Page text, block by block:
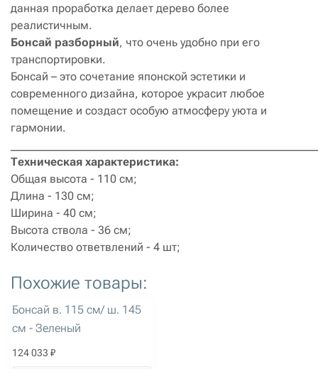
данная проработка делает дерево более
реалистичным.
Бонсай разборный, что очень удобно при его
транспортировки.
Бонсай – это сочетание японской эстетики и
современного дизайна, которое украсит любое
помещение и создаст особую атмосферу уюта и
гармонии.
Техническая характеристика:
Общая высота - 110 см;
Длина - 130 см;
Ширина - 40 см;
Высота ствола - 36 см;
Количество ответвлений - 4 шт;
Похожие товары:
артикул: 3405
Бонсай в. 115 см/ ш. 145
см - Зеленый
124 033 ₽